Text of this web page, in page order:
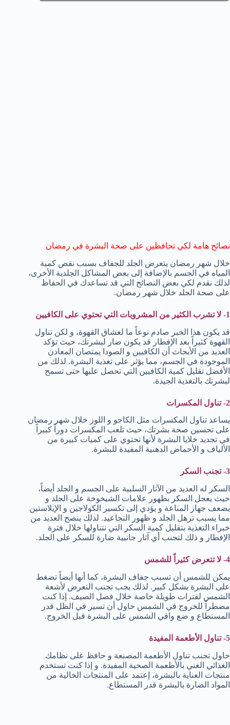
نصائح هامة لكي تحافظين على صحة البشرة في رمضان
خلال شهر رمضان يتعرض الجلد للجفاف بسبب نقص كمية
المياه في الجسم بالإضافة إلى بعض المشاكل الجلدية الأخرى،
لذلك نقدم لكي بعض النصائح التي قد تساعدك في الحفاظ
على صحة الجلد خلال شهر رمضان.
1- لا تشرب الكثير من المشروبات التي تحتوي على الكافيين
قد يكون هذا الخبر صادم نوعاً ما لعشاق القهوة، و لكن تناول
القهوة كثيراً بعد الإفطار قد يكون ضار لبشرتك، حيث تؤكد
العديد من الأبحاث أن الكافيين و الصودا يمتصان المعادن
الموجودة في الجسم، مما يؤثر على تغذية البشرة. لذلك من
الأفضل تقليل كمية الكافيين التي تحصل عليها حتى تسمح
لبشرتك بالتغذية الجيدة.
2- تناول
المكسرات
يساعد تناول المكسرات مثل الكاجو و اللوز خلال شهر رمضان
على تحسين صحة بشرتك، حيث تلعب المكسرات دوراً كبيراً
في تجديد خلايا البشرة لأنها تحتوي على كميات كبيرة من
الألياف و الأحماض الدهنية المفيدة للبشرة.
3- تجنب السكر
السكر له العديد من الآثار السلبية على الجسم و الجلد أيضاً،
حيث يعجل السكر بظهور علامات الشيخوخة على الجلد و
يضعف جهاز المناعة و يؤدي إلى تكسير الكولاجين و الإيلاستين
مما يسبب ترهل الجلد و ظهور التجاعيد. لذلك ينصح العديد من
خبراء التغذية بتقليل كمية السكر التي نتناولها خلال فترة
الإفطار و ذلك لتجنب أي آثار جانبية ضارة للسكر على الجلد.
4- لا تتعرض كثيراً للشمس
يمكن للشمس أن تسبب جفاف البشرة، كما أنها أيضاً تضغط
على البشرة بشكل كبير. لذلك يجب تجنب التعرض لأشعة
الشمس لفترات طويلة خاصة خلال فصل الصيف. إذا كنت
مضطراً للخروج في الشمس حاول أن تسير في الظل قدر
المستطاع و ضع واقي الشمس على البشرة قبل الخروج.
5- تناول الأطعمة المفيدة
حاول تجنب تناول الأطعمة المصنعة و حافظ على نظامك
الغذائي الغني بالأطعمة الصحية المفيدة. و إذا كنت تستخدم
منتجات العناية بالبشرة، إعتمد على المنتجات الخالية من
المواد الضارة بالبشرة قدر المستطاع.